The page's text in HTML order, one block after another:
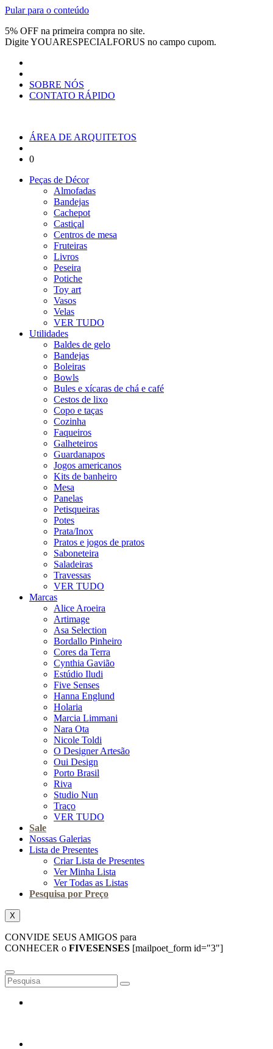
Pular para o conteúdo
5% OFF na primeira compra no site.
DigiteYOUARESPECIALFORUS no campo cupom.
SOBRE NÓS
CONTATO RÁPIDO
ÁREA DE ARQUITETOS
0
Peças de Décor
Almofadas
Bandejas
Cachepot
Castiçal
Centros de mesa
Fruteiras
Livros
Peseira
Potiche
Toy art
Vasos
Velas
VER TUDO
Utilidades
Baldes de gelo
Bandejas
Boleiras
Bowls
Bules e xícaras de chá e café
Cestos de lixo
Copo e taças
Cozinha
Faqueiros
Galheteiros
Guardanapos
Jogos americanos
Kits de banheiro
Mesa
Panelas
Petisqueiras
Potes
Prata/Inox
Pratos e jogos de pratos
Saboneteira
Saladeiras
Travessas
VER TUDO
Marcas
Alice Aroeira
Artimage
Asa Selection
Bordallo Pinheiro
Cores da Terra
Cynthia Gavião
Estúdio Iludi
Five Senses
Hanna Englund
Holaria
Marcia Limmani
Nara Ota
Nicole Toldi
O Designer Artesão
Oui Design
Porto Brasil
Riva
Studio Nun
Traço
VER TUDO
Sale
Nossas Galerias
Lista de Presentes
Criar Lista de Presentes
Ver Minha Lista
Ver Todas as Listas
Pesquisa por Preço
X
CONVIDE SEUS AMIGOS para
CONHECER o FIVESENSES [mailpoet_form id="3"]